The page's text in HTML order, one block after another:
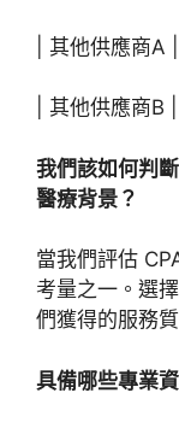
| 其他供應商A
| 其他供應商B
我們該如何判
醫療背景？
當我們評估
考量之一。選
們獲得的服務
具備哪些專業